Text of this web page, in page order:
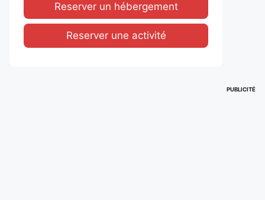
Reserver un hébergement
Reserver une activité
PUBLICITÉ